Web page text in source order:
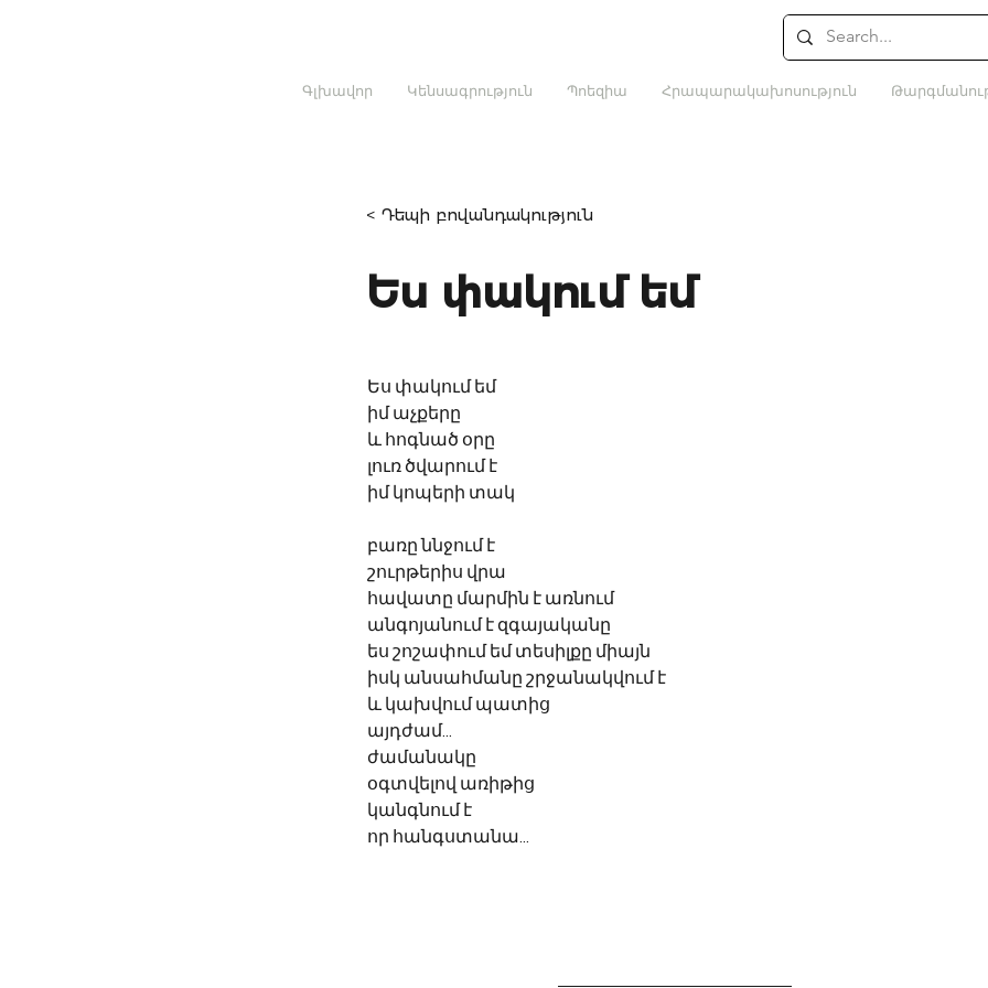
Գլխավոր Կենսագրություն Պոեզիա Հրապարակախոսություն
< Դեպի բովանդակություն
Ես փակում եմ
Ես փակում եմ
իմ աչքերը
և հոգնած օրը
լուռ ծվարում է
իմ կոպերի տակ
բառը ննջում է
շուրթերիս վրա
հավատը մարմին է առնում
անգոյանում է զգայականը
ես շոշափում եմ տեսիլքը միայն
իսկ անսահմանը շրջանակվում է
և կախվում պատից
այդժամ...
ժամանակը
օգտվելով առիթից
կանգնում է
որ հանգստանա...